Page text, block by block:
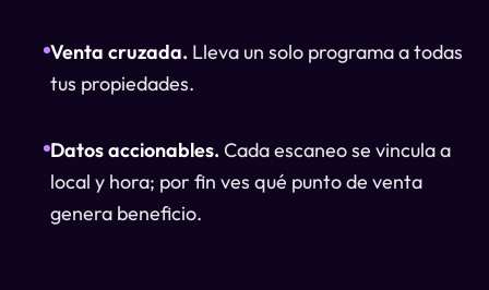
Venta cruzada. Lleva un solo programa a todas
tus propiedades.
Datos accionables. Cada escaneo se vincula a
local y hora; por fin ves qué punto de venta
genera beneficio.